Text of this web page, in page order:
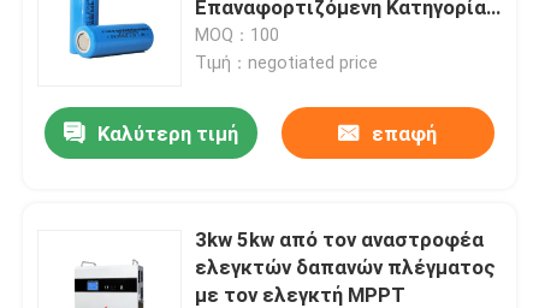
Επαναφορτιζόμενη Κατηγορία
Α
MOQ：100
Τιμή：negotiated price
Καλύτερη τιμή επαφή
3kw 5kw από τον αναστροφέα
ελεγκτών δαπανών πλέγματος
με τον ελεγκτή MPPT